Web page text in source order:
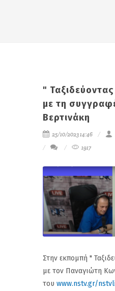
"
με τη
Βερτινάκη
25/10/2023 14:46
1917
Στην εκπομπή "
με τον Παναγιώτη
του www.nstv.gr/